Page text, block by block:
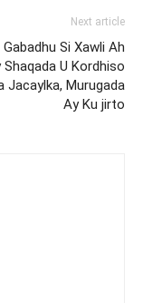
Next article
Si Xawli Ah
Shaqada U Kordhiso
Jacaylka, Murugada
Ay Ku jirto